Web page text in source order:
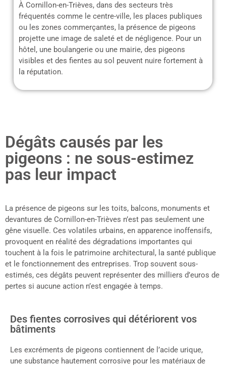
À Cornillon-en-Trièves, dans des secteurs très
fréquentés comme le centre-ville, les places publiques
ou les zones commerçantes, la présence de pigeons
projette une image de saleté et de négligence. Pour un
hôtel, une boulangerie ou une mairie, des pigeons
visibles et des fientes au sol peuvent nuire fortement à
la réputation.
Dégâts causés par les
pigeons : ne sous-estimez
pas leur impact
La présence de pigeons sur les toits, balcons, monuments et
devantures de Cornillon-en-Trièves n’est pas seulement une
gêne visuelle. Ces volatiles urbains, en apparence inoffensifs,
provoquent en réalité des dégradations importantes qui
touchent à la fois le patrimoine architectural, la santé publique
et le fonctionnement des entreprises. Trop souvent sous-
estimés, ces dégâts peuvent représenter des milliers d’euros de
pertes si aucune action n’est engagée à temps.
Des fientes corrosives qui détériorent vos
bâtiments
Les excréments de pigeons contiennent de l’acide urique,
une substance hautement corrosive pour les matériaux de